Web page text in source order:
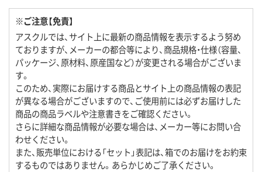
※ご注意【免責】
アスクルでは、サイト上に最新の商品情報を表示するよう努め
ておりますが、メーカーの都合等により、商品規格・仕様（容量、
パッケージ、原材料、原産国など）が変更される場合がございま
す。
このため、実際にお届けする商品とサイト上の商品情報の表記
が異なる場合がございますので、ご使用前には必ずお届けした
商品の商品ラベルや注意書きをご確認ください。
さらに詳細な商品情報が必要な場合は、メーカー等にお問い合
わせください。
また、販売単位における「セット」表記は、箱でのお届けをお約束
するものではありません。あらかじめご了承ください。